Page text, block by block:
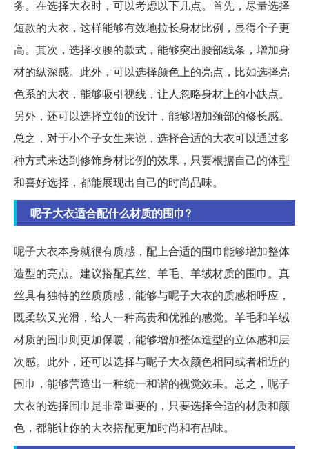
务。在选择大衣时，可以考虑以下几点。首先，尽量选择
短款的大衣，这样能够有效地拉长身材比例，显得个子更
高。其次，选择收腰的款式，能够突出腰部线条，增加身
材的纵深感。此外，可以选择颜色上的亮点，比如选择亮
色系的大衣，能够吸引视线，让人忽略身材上的小缺点。
另外，还可以选择立领的设计，能够增加颈部的修长感。
总之，对于小个子女生来说，选择合适的大衣可以通过多
种方式来达到修饰身材比例的效果，只要根据自己的体型
和喜好选择，都能展现出自己的时尚品味。
呢子大衣适合配什么材质的围巾?
呢子大衣本身就很有质感，配上合适的围巾能够增加整体
造型的亮点。建议搭配真丝、羊毛、羊绒材质的围巾。真
丝具有独特的丝质质感，能够与呢子大衣的质感相呼应，
既柔软又光滑，给人一种高贵和优雅的感觉。羊毛和羊绒
材质的围巾则更加保暖，能够增加整体造型的立体感和层
次感。此外，还可以选择与呢子大衣颜色相同或者相近的
围巾，能够营造出一种统一和谐的视觉效果。总之，呢子
大衣的选择围巾是非常重要的，只要选择合适的材质和颜
色，都能让你的大衣搭配更加时尚和有品味。